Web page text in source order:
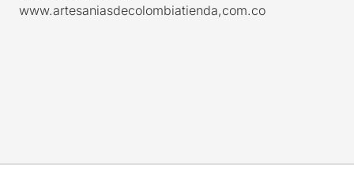
www.artesaniasdecolombiatienda,com.co